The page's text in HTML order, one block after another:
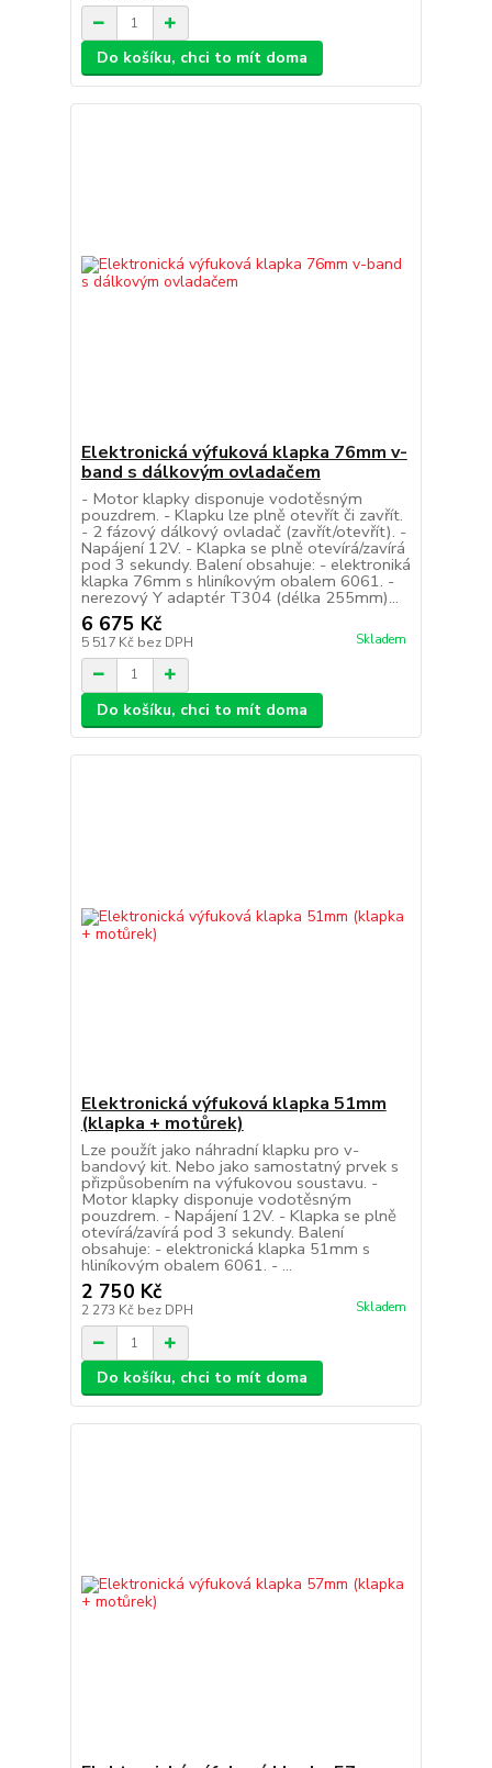
Do košíku, chci to mít doma
Elektronická výfuková klapka 76mm v-
band s dálkovým ovladačem
- Motor klapky disponuje vodotěsným
pouzdrem. - Klapku lze plně otevřít či zavřít.
- 2 fázový dálkový ovladač (zavřít/otevřít). -
Napájení 12V. - Klapka se plně otevírá/zavírá
pod 3 sekundy. Balení obsahuje: - elektroniká
klapka 76mm s hliníkovým obalem 6061. -
nerezový Y adaptér T304 (délka 255mm)...
6 675 Kč
5 517 Kč bez DPH Skladem
Do košíku, chci to mít doma
Elektronická výfuková klapka 51mm
(klapka + motůrek)
Lze použít jako náhradní klapku pro v-
bandový kit. Nebo jako samostatný prvek s
přizpůsobením na výfukovou soustavu. -
Motor klapky disponuje vodotěsným
pouzdrem. - Napájení 12V. - Klapka se plně
otevírá/zavírá pod 3 sekundy. Balení
obsahuje: - elektronická klapka 51mm s
hliníkovým obalem 6061. - ...
2 750 Kč
2 273 Kč bez DPH Skladem
Do košíku, chci to mít doma